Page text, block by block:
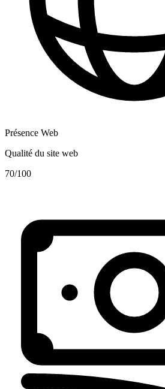
Présence Web
Qualité du site web
70/100